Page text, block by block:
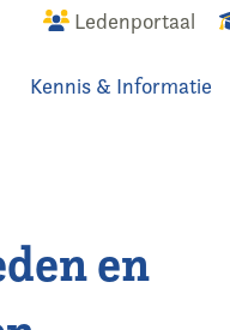
Ledenportaal
Kennis & Informatie
en